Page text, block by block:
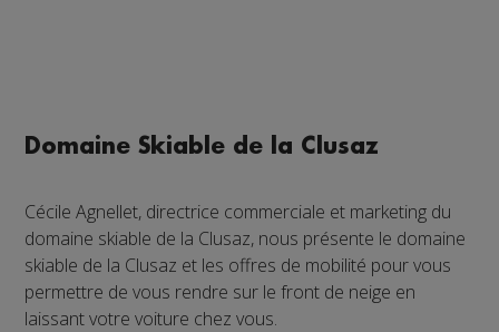
Domaine Skiable de la Clusaz
Cécile Agnellet, directrice commerciale et marketing du
domaine skiable de la Clusaz, nous présente le domaine
skiable de la Clusaz et les offres de mobilité pour vous
permettre de vous rendre sur le front de neige en
laissant votre voiture chez vous.